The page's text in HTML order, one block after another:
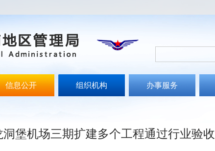
信息公开 组织机构 办事服务
洞堡机场三期扩建多个工程通过行业验收